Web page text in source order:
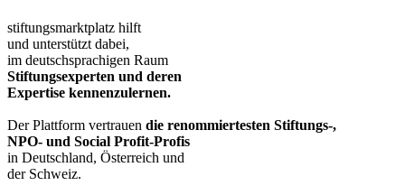
stiftungsmarktplatz hilft
und unterstützt dabei,
im deutschsprachigen Raum
Stiftungsexperten und deren
Expertise kennenzulernen.
Der Plattform vertrauen die renommiertesten Stiftungs-,
NPO- und Social Profit-Profis
in Deutschland, Österreich und
der Schweiz.